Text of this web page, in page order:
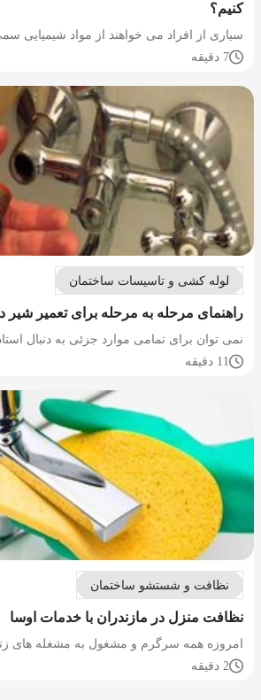
کنیم؟
سیاری از افراد می خواهند از مواد شیمیایی
7 دقیقه
لوله کشی و تاسیسات ساختمان
راهنمای مرحله به مرحله برای تعمیر
نمی توان برای تمامی موارد جزئی به دنبال
11 دقیقه
نظافت و شستشو ساختمان
نظافت منزل در مازندران با خدمات اوسا
امروزه همه سرگرم و مشغول به مشغله های
2 دقیقه